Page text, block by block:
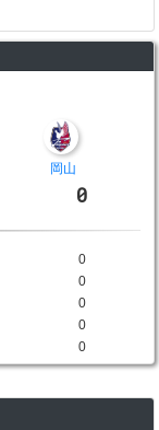
岡山
0
0
0
0
0
0